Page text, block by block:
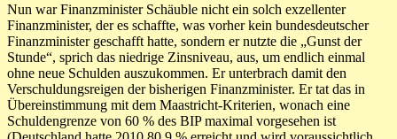
Nun war Finanzminister Schäuble nicht ein solch exzellenter
Finanzminister, der es schaffte, was vorher kein bundesdeutscher
Finanzminister geschafft hatte, sondern er nutzte die „Gunst der
Stunde“, sprich das niedrige Zinsniveau, aus, um endlich einmal
ohne neue Schulden auszukommen. Er unterbrach damit den
Verschuldungsreigen der bisherigen Finanzminister. Er tat das in
Übereinstimmung mit dem Maastricht-Kriterien, wonach eine
Schuldengrenze von 60 % des BIP maximal vorgesehen ist